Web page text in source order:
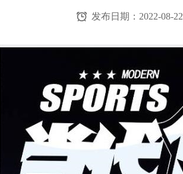
发布日期：2022-08-22